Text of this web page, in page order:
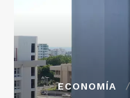
ECONOMÍA